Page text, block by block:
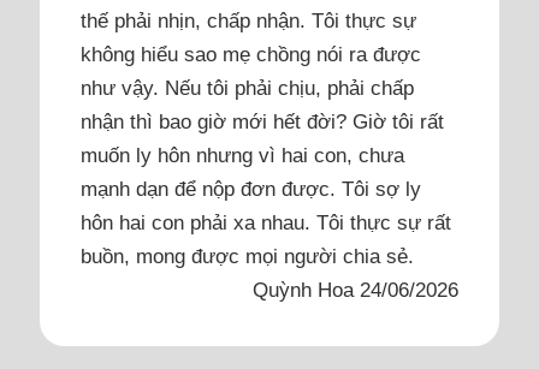
thế phải nhịn, chấp nhận. Tôi thực sự
không hiểu sao mẹ chồng nói ra được
như vậy. Nếu tôi phải chịu, phải chấp
nhận thì bao giờ mới hết đời? Giờ tôi rất
muốn ly hôn nhưng vì hai con, chưa
mạnh dạn để nộp đơn được. Tôi sợ ly
hôn hai con phải xa nhau. Tôi thực sự rất
buồn, mong được mọi người chia sẻ.
Quỳnh Hoa 24/06/2026